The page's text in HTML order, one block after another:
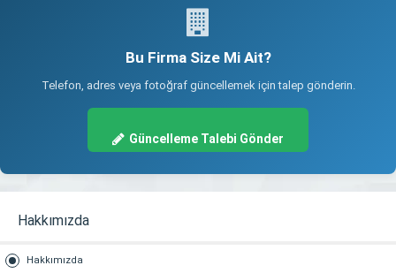
Bu Firma Size Mi Ait?
Telefon, adres veya fotoğraf güncellemek için talep gönderin.
Güncelleme Talebi Gönder
Hakkımızda
Hakkımızda